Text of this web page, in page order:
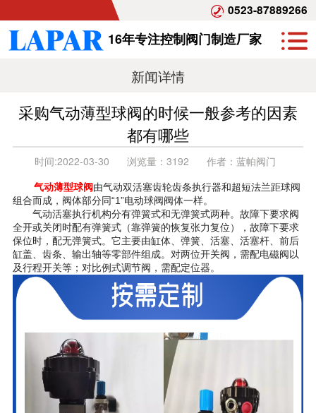
0523-87889266
16年专注控制阀门制造厂家
新闻详情
采购气动薄型球阀的时候一般参考的因素
都有哪些
时间:2022-03-30 浏览量： 3192 作者： 蓝帕阀门
气动薄型球阀由气动双活塞齿轮齿条执行器和超短法兰距球阀
组合而成，阀体部分同“1”电动球阀阀体一样。
气动活塞执行机构分有弹簧式和无弹簧式两种。故障下要求阀
全开或关闭时配有弹簧式（靠弹簧的恢复张力复位），故障下要求
保位时，配无弹簧式。它主要由缸体、弹簧、活塞、活塞杆、前后
缸盖、齿条、输出轴等零部件组成。对两位开关阀，需配电磁阀以
及行程开关等；对比例式调节阀，需配定位器。